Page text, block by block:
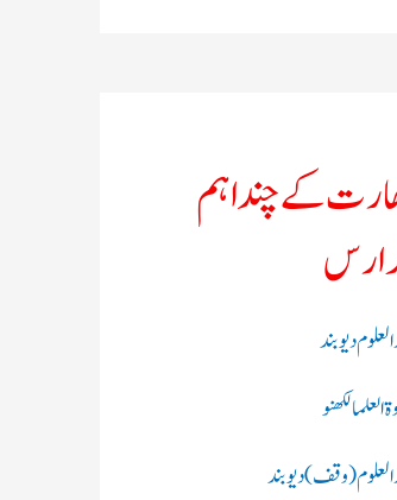
کے چند اہم
دیوبند
لکھنو
(وقف)دیوبند